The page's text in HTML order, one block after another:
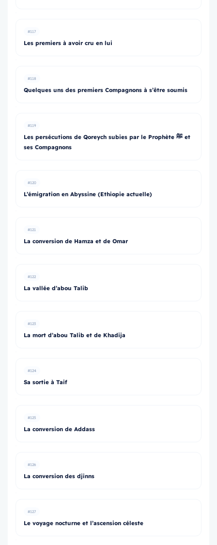
#117
Les premiers à avoir cru en lui
#118
Quelques uns des premiers Compagnons à s’être soumis
#119
Les persécutions de Qoreych subies par le Prophète ﷺ et
ses Compagnons
#120
L’émigration en Abyssine (Ethiopie actuelle)
#121
La conversion de Hamza et de Omar
#122
La vallée d’abou Talib
#123
La mort d’abou Talib et de Khadija
#124
Sa sortie à Taif
#125
La conversion de Addass
#126
La conversion des djinns
#127
Le voyage nocturne et l’ascension céleste